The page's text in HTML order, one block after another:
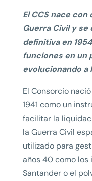
El CCS nace
Guerra Civil y
definitiva en
funciones en un
evolucionando a
El Consorcio
1941 como un
facilitar la
la Guerra Civil
utilizado para
años 40 como los
Santander o el